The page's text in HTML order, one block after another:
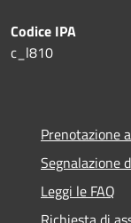
Codice IPA
c_l810
Prenotazione
Segnalazione
Leggi le FAQ